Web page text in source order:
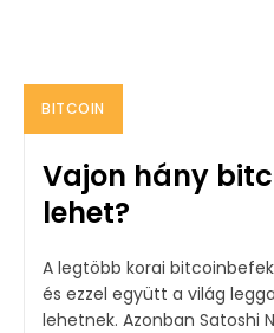
BITCOIN
Vajon hány
lehet?
A legtöbb korai
és ezzel együtt a világ
lehetnek. Azonban Satoshi Nakamoto vagyona